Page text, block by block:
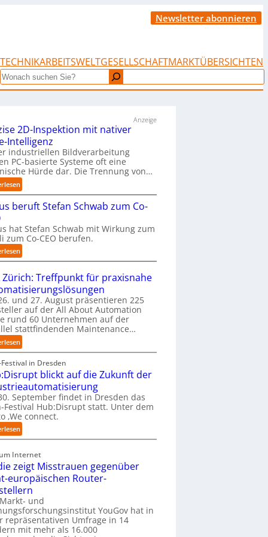
Newsletter abonnieren
TECHNIKARBEITSWELTGESELLSCHAFTMARKTÜBERSICHTEN
Search
Anzeige
2D-Inspektion mit nativer
Intelligenz
industriellen Bildverarbeitung
PC-basierte Systeme oft eine
Hürde dar. Die Trennung von…
:
P
r
z
i
s
e
D
-
I
n
s
p
e
k
i
o
n
m
i
t
n
a
i
v
e
r
E
d
g
e
beruft Stefan Schwab zum Co-
hat Stefan Schwab mit Wirkung zum
zum Co-CEO berufen.
:
C
b
u
s
b
e
r
u
f
t
S
t
e
f
a
n
S
h
w
a
b
z
u
m
C
Zürich: Treffpunkt für praxisnahe
und 27. August präsentieren 225
auf der All About Automation
rund 60 Unternehmen auf der
stattfindenden Maintenance…
:
A
A
A
ü
r
i
c
h
T
r
f
f
p
u
n
k
in Dresden
blickt auf die Zukunft der
September findet in Dresden das
Festival Hub:Disrupt statt. Unter dem
‚We connect.
:
H
b
:
D
i
s
r
u
p
Internet
zeigt Misstrauen gegenüber
europäischen Router-
und
YouGov hat in
repräsentativen Umfrage in 14
mit mehr als 16.000